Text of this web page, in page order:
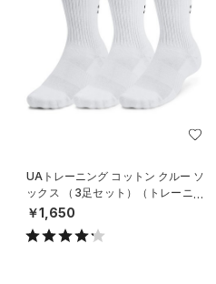
UAトレーニング コットン クルー ソ
ックス （3足セット）（トレーニン
グ/UNISEX）
￥1,650